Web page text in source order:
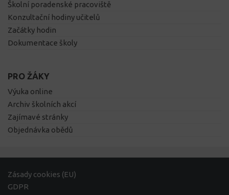
Školní poradenské pracoviště
Konzultační hodiny učitelů
Začátky hodin
Dokumentace školy
PRO ŽÁKY
Výuka online
Archiv školních akcí
Zajímavé stránky
Objednávka obědů
Zásady cookies (EU)
GDPR